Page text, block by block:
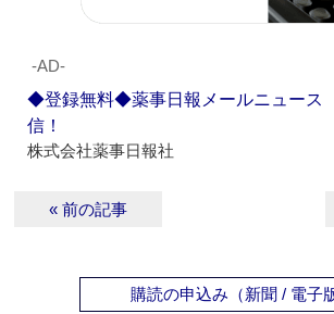
‐AD‐
◆登録無料◆薬事日報メールニュース
信！
株式会社薬事日報社
« 前の記事
購読の申込み（新聞 / 電子